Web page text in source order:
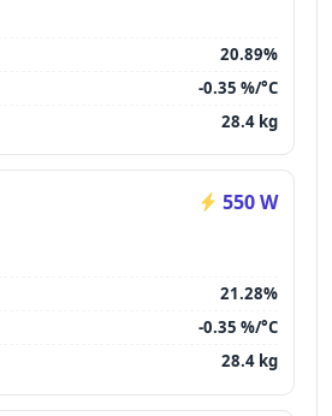
20.89%
-0.35 %/°C
28.4 kg
550 W
21.28%
-0.35 %/°C
28.4 kg